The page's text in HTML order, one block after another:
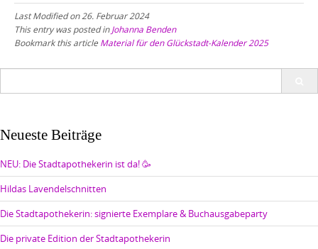
Last Modified on 26. Februar 2024
This entry was posted inJohanna Benden
Bookmark this article Material für den Glückstadt-Kalender 2025
Neueste Beiträge
NEU: Die Stadtapothekerin ist da! 🥳
Hildas Lavendelschnitten
Die Stadtapothekerin: signierte Exemplare & Buchausgabeparty
Die private Edition der Stadtapothekerin